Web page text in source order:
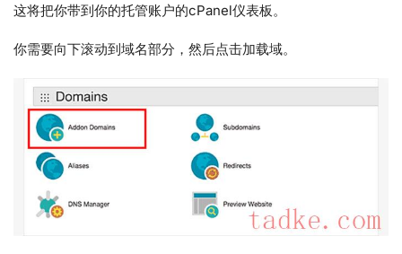
这将把你带到你的托管账户的cPanel仪表板。
你需要向下滚动到域名部分，然后点击加载域。